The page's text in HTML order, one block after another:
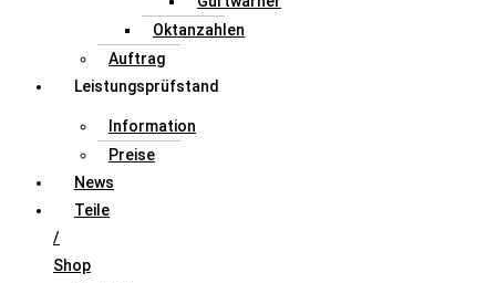
Oktanzahlen
Auftrag
Leistungsprüfstand
Information
Preise
News
Teile
/
Shop